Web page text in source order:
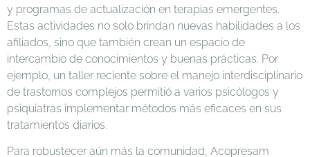
y programas de actualización en terapias emergentes.
Estas actividades no solo brindan nuevas habilidades a los
afiliados, sino que también crean un espacio de
intercambio de conocimientos y buenas prácticas. Por
ejemplo, un taller reciente sobre el manejo interdisciplinario
de trastornos complejos permitió a varios psicólogos y
psiquiatras implementar métodos más eficaces en sus
tratamientos diarios.
Para robustecer aún más la comunidad, Acopresam